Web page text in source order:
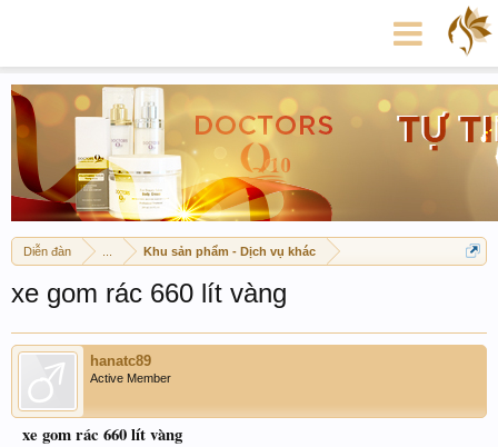
Diễn đàn Khu sản phẩm - Dịch vụ khác
xe gom rác 660 lít vàng
hanatc89
Active Member
xe gom rác 660 lít vàng